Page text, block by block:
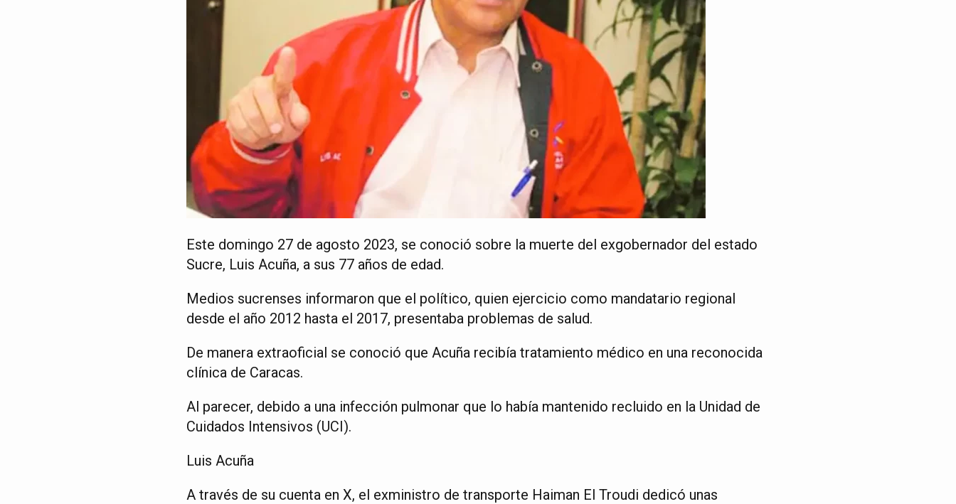
Este domingo 27 de agosto 2023, se conoció sobre la muerte del exgobernador del estado
Sucre, Luis Acuña, a sus 77 años de edad.
Medios sucrenses informaron que el político, quien ejercicio como mandatario regional
desde el año 2012 hasta el 2017, presentaba problemas de salud.
De manera extraoficial se conoció que Acuña recibía tratamiento médico en una reconocida
clínica de Caracas.
Al parecer, debido a una infección pulmonar que lo había mantenido recluido en la Unidad de
Cuidados Intensivos (UCI).
Luis Acuña
A través de su cuenta en X, el exministro de transporte Haiman El Troudi dedicó unas